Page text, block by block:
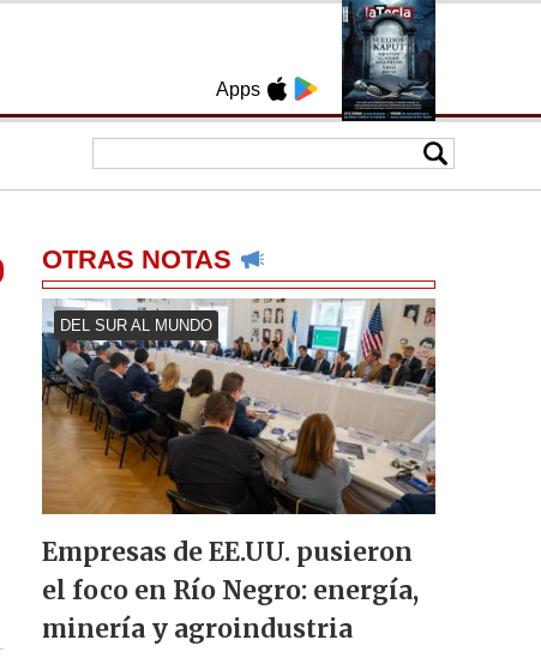
Apps
OTRAS NOTAS
DEL SUR AL MUNDO
Empresas de EE.UU. pusieron
el foco en Río Negro: energía,
minería y agroindustria